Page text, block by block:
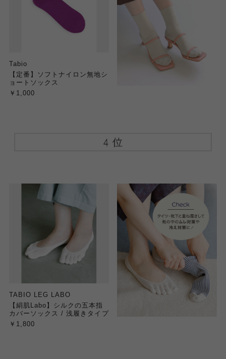
Tabio
【定番】ソフトナイロン無地シ
ョートソックス
￥1,000
TABIO LEG LABO
【絹肌Labo】シルクの五本指
カバーソックス / 浅履きタイプ
￥1,800